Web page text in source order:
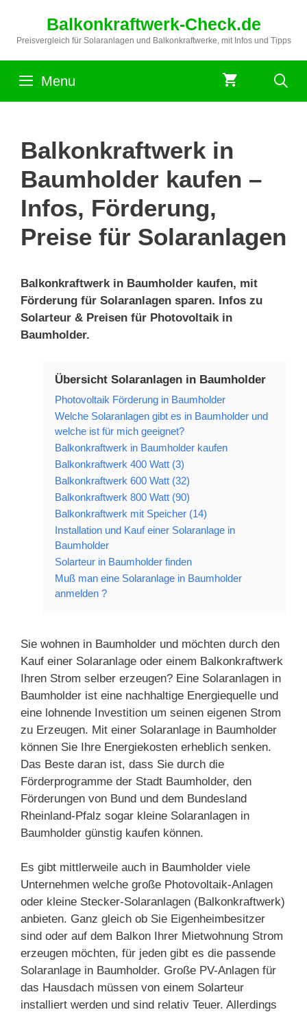
springen
Balkonkraftwerk-Check.de
Preisvergleich für Solaranlagen und Balkonkraftwerke, mit Infos und Tipps
Menu
Balkonkraftwerk in
Baumholder kaufen –
Infos, Förderung,
Preise für Solaranlagen
Balkonkraftwerk in Baumholder kaufen, mit
Förderung für Solaranlagen sparen. Infos zu
Solarteur & Preisen für Photovoltaik in
Baumholder.
Übersicht Solaranlagen in Baumholder
Photovoltaik Förderung in Baumholder
Welche Solaranlagen gibt es in Baumholder und
welche ist für mich geeignet?
Balkonkraftwerk in Baumholder kaufen
Balkonkraftwerk 400 Watt (3)
Balkonkraftwerk 600 Watt (32)
Balkonkraftwerk 800 Watt (90)
Balkonkraftwerk mit Speicher (14)
Installation und Kauf einer Solaranlage in
Baumholder
Solarteur in Baumholder finden
Muß man eine Solaranlage in Baumholder
anmelden ?
Sie wohnen in Baumholder und möchten durch den
Kauf einer Solaranlage oder einem Balkonkraftwerk
Ihren Strom selber erzeugen? Eine Solaranlagen in
Baumholder ist eine nachhaltige Energiequelle und
eine lohnende Investition um seinen eigenen Strom
zu Erzeugen. Mit einer Solaranlage in Baumholder
können Sie Ihre Energiekosten erheblich senken.
Das Beste daran ist, dass Sie durch die
Förderprogramme der Stadt Baumholder, den
Förderungen von Bund und dem Bundesland
Rheinland-Pfalz sogar kleine Solaranlagen in
Baumholder günstig kaufen können.
Es gibt mittlerweile auch in Baumholder viele
Unternehmen welche große Photovoltaik-Anlagen
oder kleine Stecker-Solaranlagen (Balkonkraftwerk)
anbieten. Ganz gleich ob Sie Eigenheimbesitzer
sind oder auf dem Balkon Ihrer Mietwohnung Strom
erzeugen möchten, für jeden gibt es die passende
Solaranlage in Baumholder. Große PV-Anlagen für
das Hausdach müssen von einem Solarteur
installiert werden und sind relativ Teuer. Allerdings